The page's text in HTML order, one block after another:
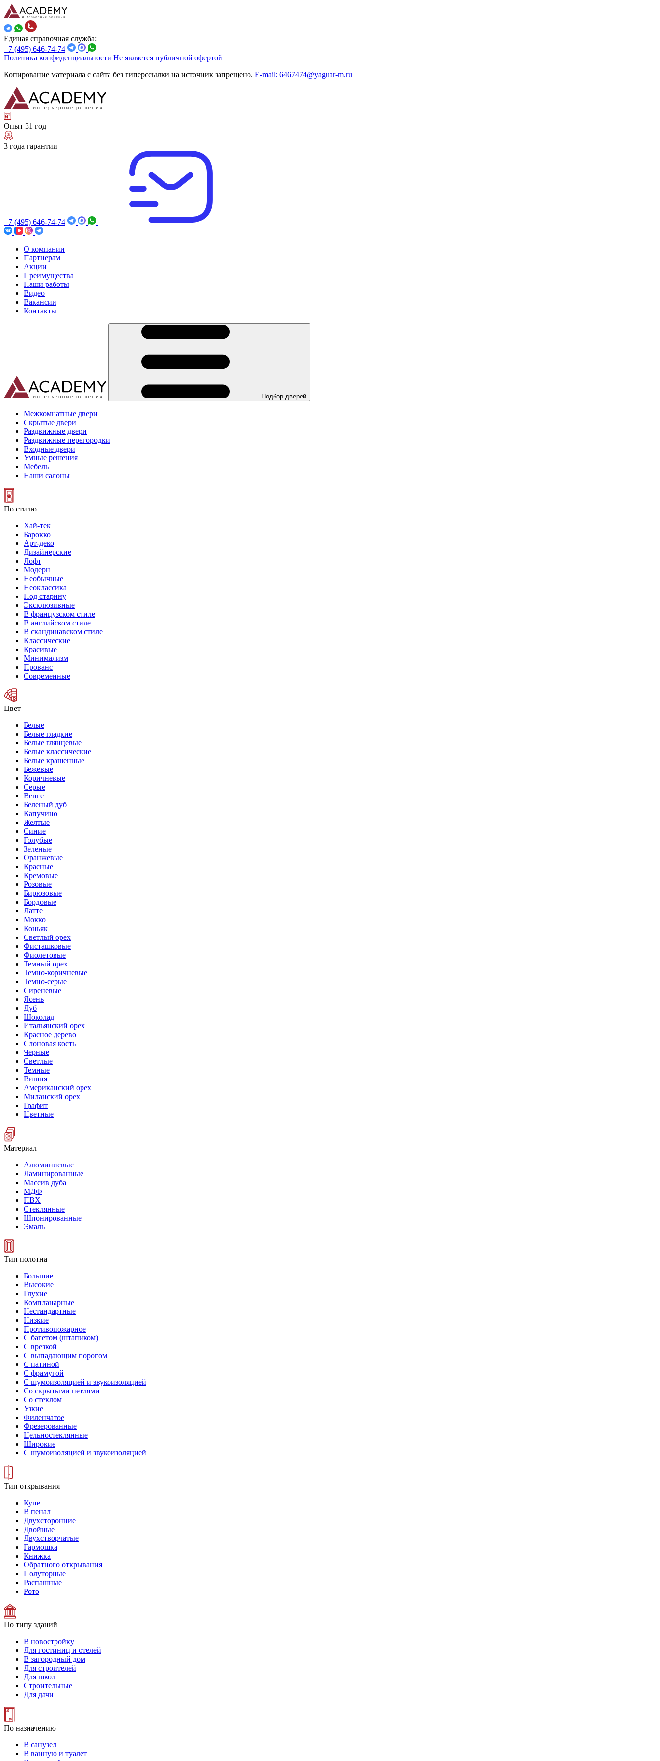
Единая справочная служба:
+7 (495) 646-74-74
Политика конфиденциальности Не является публичной офертой
Копирование материала с сайта без гиперссылки на источник запрещено. E-mail: 6467474@yaguar-m.ru
Опыт 31 год
3 года гарантии
+7 (495) 646-74-74
О компании
Партнерам
Акции
Преимущества
Наши работы
Видео
Вакансии
Контакты
Подбор дверей
Межкомнатные двери
Скрытые двери
Раздвижные двери
Раздвижные перегородки
Входные двери
Умные решения
Мебель
Наши салоны
По стилю
Хай-тек
Барокко
Арт-деко
Дизайнерские
Лофт
Модерн
Необычные
Неоклассика
Под старину
Эксклюзивные
В французском стиле
В английском стиле
В скандинавском стиле
Классические
Красивые
Минимализм
Прованс
Современные
Цвет
Белые
Белые гладкие
Белые глянцевые
Белые классические
Белые крашенные
Бежевые
Коричневые
Серые
Венге
Беленый дуб
Капучино
Желтые
Синие
Голубые
Зеленые
Оранжевые
Красные
Кремовые
Розовые
Бирюзовые
Бордовые
Латте
Мокко
Коньяк
Светлый орех
Фисташковые
Фиолетовые
Темный орех
Темно-коричневые
Темно-серые
Сиреневые
Ясень
Дуб
Шоколад
Итальянский орех
Красное дерево
Слоновая кость
Черные
Светлые
Темные
Вишня
Американский орех
Миланский орех
Графит
Цветные
Материал
Алюминиевые
Ламинированные
Массив дуба
МДФ
ПВХ
Стеклянные
Шпонированные
Эмаль
Тип полотна
Большие
Высокие
Глухие
Компланарные
Нестандартные
Низкие
Противопожарное
С багетом (штапиком)
С врезкой
С выпадающим порогом
С патиной
С фрамугой
С шумоизоляцией и звукоизоляцией
Со скрытыми петлями
Со стеклом
Узкие
Филенчатое
Фрезерованные
Цельностеклянные
Широкие
С шумоизоляцией и звукоизоляцией
Тип открывания
Купе
В пенал
Двухсторонние
Двойные
Двухстворчатые
Гармошка
Книжка
Обратного открывания
Полуторные
Распашные
Рото
По типу зданий
В новостройку
Для гостиниц и отелей
В загородный дом
Для строителей
Для школ
Строительные
Для дачи
По назначению
В санузел
В ванную и туалет